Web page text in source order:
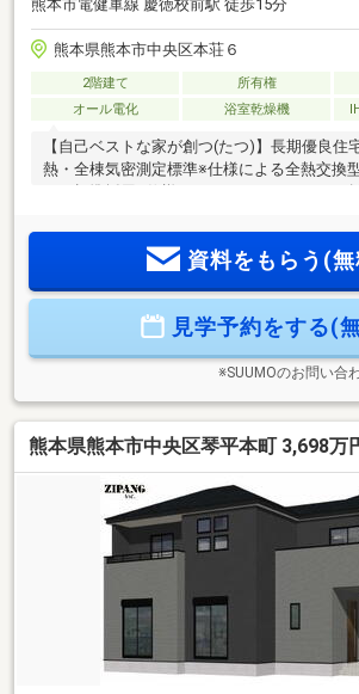
熊本市電健軍線 慶徳校前駅 徒歩15分
熊本県熊本市中央区本荘６
2階建て 所有権
オール電化
浴室乾燥機
【自己ベストな家が創つ(たつ)】長期優良住
熱・全棟気密測定標準※仕様による全熱交換
お選びいただけます。(有償)【ナカジツの分
ク動線：水回りを集め家事動線を意識した間
限必要な法定点検に比べ、約4.5倍の時間をか
資料をもらう(
見学予約をする(
※SUUMOのお問い合
熊本県熊本市中央区琴平本町 3,698万